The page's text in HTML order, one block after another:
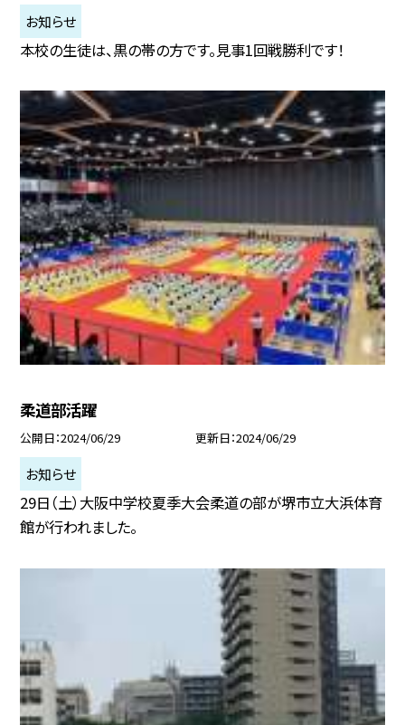
お知らせ
本校の生徒は、黒の帯の方です。見事1回戦勝利です！
柔道部活躍
公開日 2024/06/29 更新日 2024/06/29
お知らせ
29日（土）大阪中学校夏季大会柔道の部が堺市立大浜体育
館が行われました。